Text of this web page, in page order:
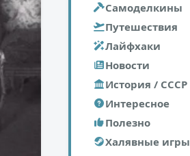
Самоделкины
Путешествия
Лайфхаки
Новости
История / СССР
Интересное
Полезно
Халявные игры